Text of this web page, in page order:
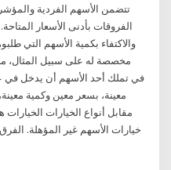
تتضمن الأسهم الفردية
الفروقات بأدنى الأسعار
مخصصة له على سبيل المثال،
في تملك أحد الأسهم أن يدخل في
معينة، بسعر معين وكمية
مقابل أنواع الخيارات
خيارات الأسهم غير المؤهلة.